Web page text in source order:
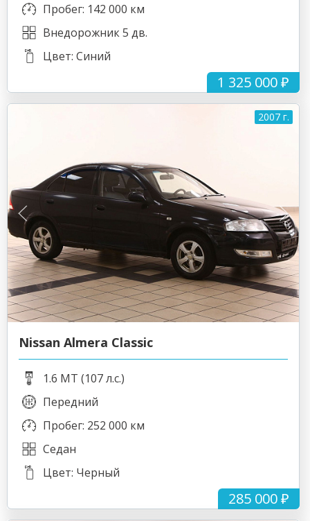
1 325 000 ₽
Пробег: 142 000 км
Внедорожник 5 дв.
Цвет: Синий
2007 г.
285 000 ₽
Nissan Almera Classic
1.6 MT (107 л.с.)
Передний
Пробег: 252 000 км
Седан
Цвет: Черный